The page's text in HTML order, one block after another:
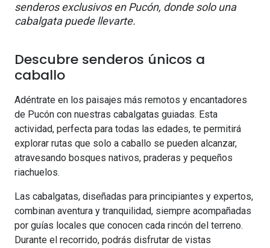
senderos exclusivos en Pucón, donde solo una
cabalgata puede llevarte.
Descubre senderos únicos a
caballo
Adéntrate en los paisajes más remotos y encantadores
de Pucón con nuestras cabalgatas guiadas. Esta
actividad, perfecta para todas las edades, te permitirá
explorar rutas que solo a caballo se pueden alcanzar,
atravesando bosques nativos, praderas y pequeños
riachuelos.
Las cabalgatas, diseñadas para principiantes y expertos,
combinan aventura y tranquilidad, siempre acompañadas
por guías locales que conocen cada rincón del terreno.
Durante el recorrido, podrás disfrutar de vistas